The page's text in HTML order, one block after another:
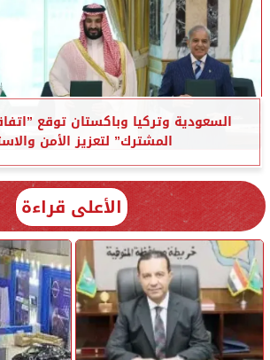
السعودية وتركيا وباكستان توقع
المشترك” لتعزيز الأمن
الأعلى قراءة